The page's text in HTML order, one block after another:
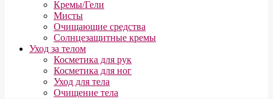
Кремы/Гели
Мисты
Очищающие средства
Солнцезащитные кремы
Уход за телом
Косметика для рук
Косметика для ног
Уход для тела
Очищение тела